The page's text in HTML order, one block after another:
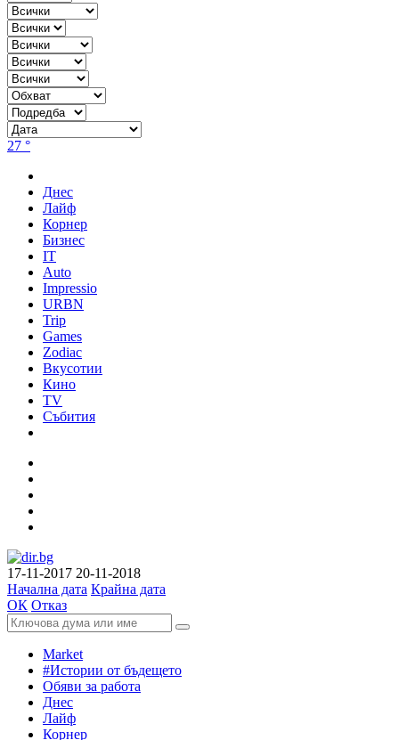
27 °
Днес
Лайф
Корнер
Бизнес
IT
Auto
Impressio
URBN
Trip
Games
Zodiac
Вкусотии
Кино
TV
Събития
17-11-2017 20-11-2018
Начална дата Крайна дата
ОК Отказ
Market
#Истории от бъдещето
Обяви за работа
Днес
Лайф
Корнер